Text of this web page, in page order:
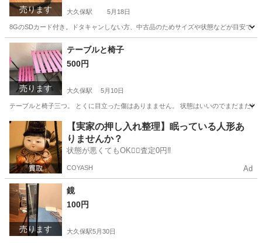
売ります 大久保駅 5月18日
8GのSDカード付き。ドタキャンしない方、中古品のためサイズや状態などが目安で
東京 新宿区 大久保駅 カメラ
売ります
テーブルと椅子
500円
大久保駅 5月10日
テーブルと椅子三つ。 とくに目立った傷はありまません。 状態はいいのでまだまだ
東京 新宿区 大久保駅 テーブル 状態
【実家の押し入れ整理】眠っている人形あ
りませんか？
状態が悪くてもOK🙆‍♀️査定0円‼️
COYASH Ad
売ります
鏡
100円
大久保駅5月30日